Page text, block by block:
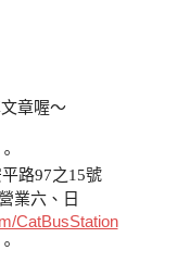
章喔～
路97之15號
業六、日
CatBusStation